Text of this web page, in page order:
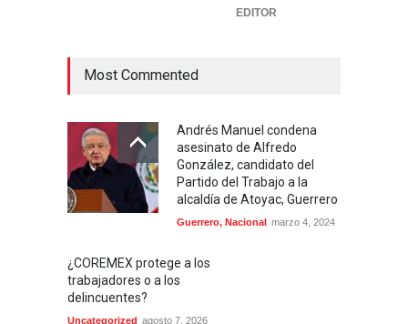
EDITOR
Most Commented
Andrés Manuel condena
asesinato de Alfredo
González, candidato del
Partido del Trabajo a la
alcaldía de Atoyac, Guerrero
Guerrero, Nacional marzo 4, 2024
¿COREMEX protege a los
trabajadores o a los
delincuentes?
Uncategorized agosto 7, 2026